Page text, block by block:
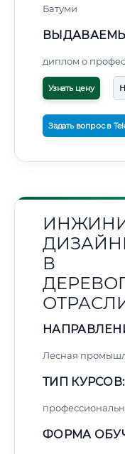
Батуми
диплом о
Узнать цену
Задать вопрос в
В
Лесная
ТИП КУРСОВ:
ФОРМА